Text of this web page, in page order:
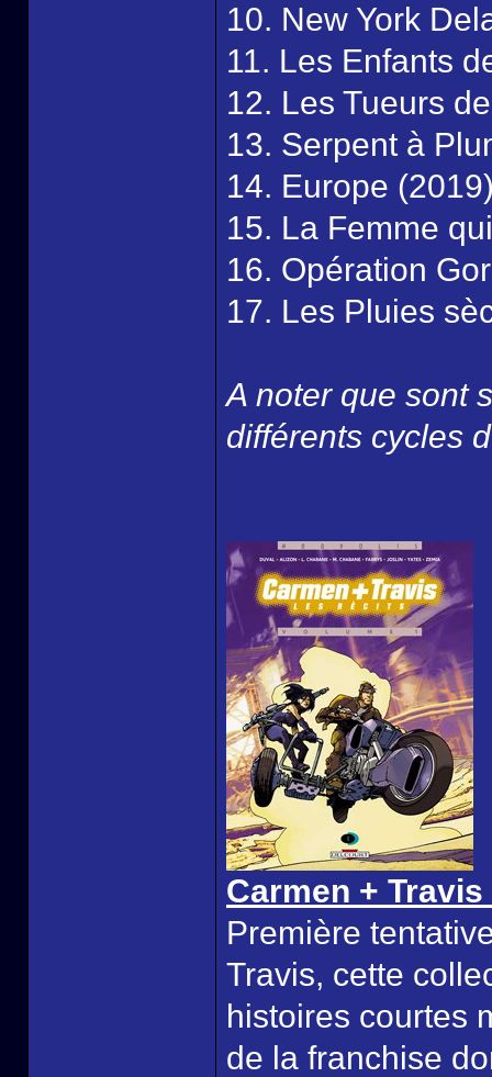
10. New York
11. Les Enfants
12. Les Tueurs
13. Serpent à
14. Europe
15. La Femme
16. Opération
17. Les Pluies
A noter que sont
différents cycles
Carmen +
Première
Travis, cette
histoires courtes
de la franchise